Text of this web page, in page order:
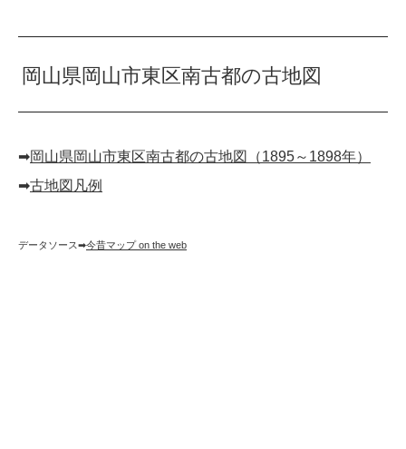
岡山県岡山市東区南古都の古地図
➡︎岡山県岡山市東区南古都の古地図（1895～1898年）
➡︎古地図凡例
データソース➡︎今昔マップ on the web